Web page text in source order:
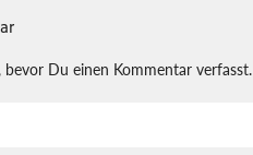
, bevor Du einen Kommentar verfasst.